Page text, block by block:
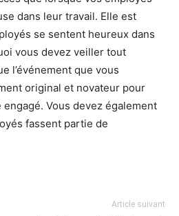
dans leur travail. Elle est
se sentent heureux dans
vous devez veiller tout
l’événement que vous
original et novateur pour
Vous devez également
fassent partie de
Article suivant